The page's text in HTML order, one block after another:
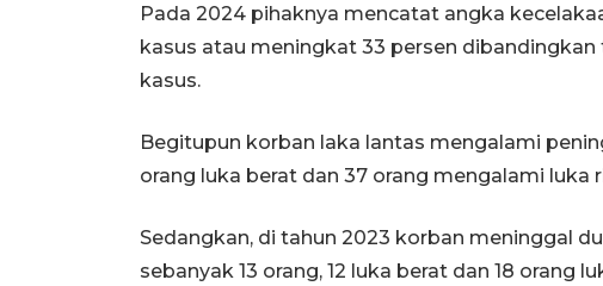
Pada 2024 pihaknya mencatat angka
kasus atau meningkat 33 persen
kasus.
Begitupun korban laka lantas mengalami
orang luka berat dan 37 orang mengalami luka
Sedangkan, di tahun 2023 korban meninggal
sebanyak 13 orang, 12 luka berat dan 18 orang